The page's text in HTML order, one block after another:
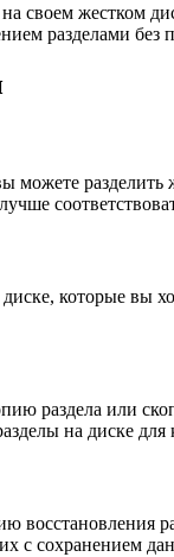
своем жестком
разделами без
разделить
диске, которые
раздела или
на диске для
восстановления
с сохранением